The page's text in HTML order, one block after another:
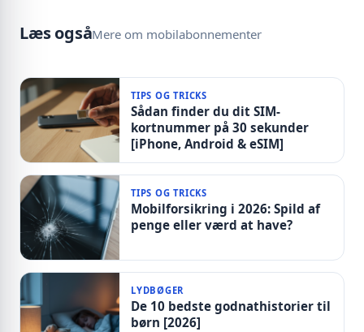
Læs ogsåMere om mobilabonnementer
TIPS OG TRICKS
Sådan finder du dit SIM-
kortnummer på 30 sekunder
[iPhone, Android & eSIM]
TIPS OG TRICKS
Mobilforsikring i 2026: Spild af
penge eller værd at have?
LYDBØGER
De 10 bedste godnathistorier til
børn [2026]